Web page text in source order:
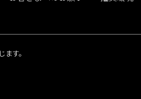
ます。